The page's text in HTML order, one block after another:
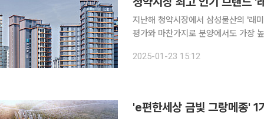
지난해 청약시장에서 삼성물산의 '래
평가와 마찬가지로 분양에서도 가장
부동산R114에 의뢰해 받은 지난해
2025-01-23 15:12